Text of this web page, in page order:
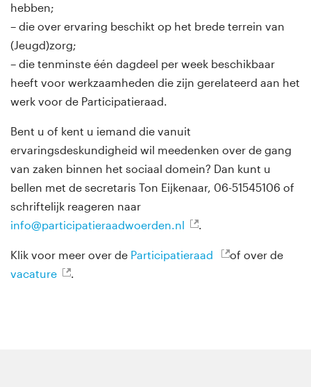
hebben;
– die over ervaring beschikt op het brede terrein van
(Jeugd)zorg;
– die tenminste één dagdeel per week beschikbaar
heeft voor werkzaamheden die zijn gerelateerd aan het
werk voor de Participatieraad.
Bent u of kent u iemand die vanuit
ervaringsdeskundigheid wil meedenken over de gang
van zaken binnen het sociaal domein? Dan kunt u
bellen met de secretaris Ton Eijkenaar, 06-51545106 of
schriftelijk reageren naar
info@participatieraadwoerden.nl
.
Klik voor meer over de Participatieraad
of over de
vacature
.